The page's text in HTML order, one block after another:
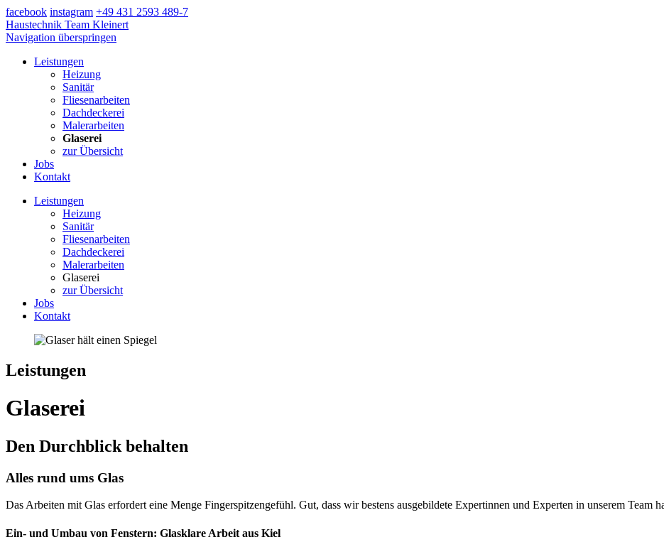
facebook instagram +49 431 2593 489-7
Haustechnik Team Kleinert
Navigation überspringen
Leistungen
Heizung
Sanitär
Fliesenarbeiten
Dachdeckerei
Malerarbeiten
Glaserei
zur Übersicht
Jobs
Kontakt
Leistungen
Heizung
Sanitär
Fliesenarbeiten
Dachdeckerei
Malerarbeiten
Glaserei
zur Übersicht
Jobs
Kontakt
Leistungen
Glaserei
Den Durchblick behalten
Alles rund ums Glas
Das Arbeiten mit Glas erfordert eine Menge Fingerspitzen­gefühl. Gut, dass wir bestens ausgebildete Expertinnen und Experten in unserem Team
Ein- und Umbau von Fenstern: Glasklare Arbeit aus Kiel